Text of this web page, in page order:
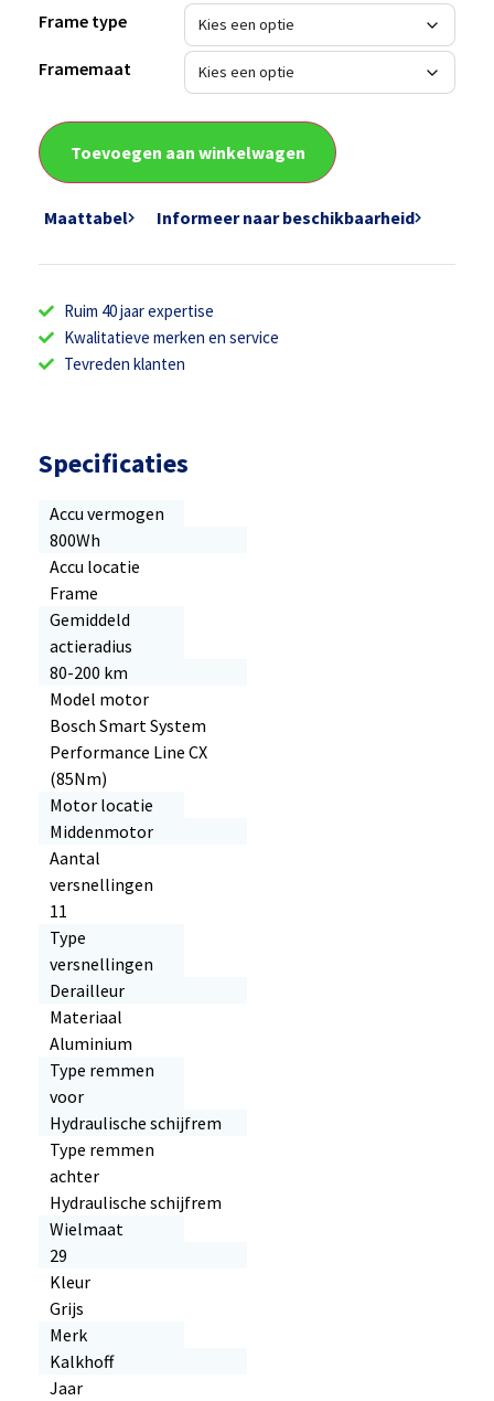
Frame type
Framemaat
Toevoegen aan winkelwagen
Maattabel Informeer naar beschikbaarheid
Ruim 40 jaar expertise
Kwalitatieve merken en service
Tevreden klanten
Specificaties
Accu vermogen
800Wh
Accu locatie
Frame
Gemiddeld
actieradius
80-200 km
Model motor
Bosch Smart System
Performance Line CX
(85Nm)
Motor locatie
Middenmotor
Aantal
versnellingen
11
Type
versnellingen
Derailleur
Materiaal
Aluminium
Type remmen
voor
Hydraulische schijfrem
Type remmen
achter
Hydraulische schijfrem
Wielmaat
29
Kleur
Grijs
Merk
Kalkhoff
Jaar